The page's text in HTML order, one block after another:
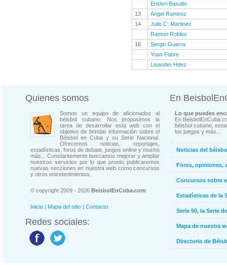
Erisleri Basulto
13
Angel Ramirez
14
Julio C. Martinez
Ramon Robles
16
Sergio Guerra
Yoan Fabre
Lisander Hdez
Quienes somos
Somos un equipo de aficionados al
béisbol cubano. Nos propusimos la
tarea de desarrollar esta web con el
objetivo de brindar información sobre el
Béisbol en Cuba y su Serie Nacional.
Ofrecemos noticias, reportajes,
estadísticas, foros de debate, juegos online y mucho
más... Constantemente buscamos mejorar y ampliar
nuestros servicios por lo que pronto publicaremos
nuevas secciones en nuestra web como concursos
y otros entretenimientos.
© copyright 2009 - 2026 BeisbolEnCuba.com
Inicio | Mapa del sitio | Contacto
Redes sociales:
En
Lo que puedes
En
béisbol cubano,
los juegos y más...
Noticias del
Foros, opiniones,
Concursos sobre
Estadísticas de la
Serie 50, la Serie
Mapa de nuestra
Directorio de